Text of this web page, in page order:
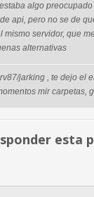
algo
api, pero no se de
mismo servidor, que
alternativas
jarking , te dejo el
mir carpetas,
esta